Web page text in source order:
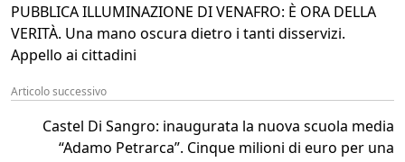
PUBBLICA ILLUMINAZIONE DI VENAFRO: È ORA DELLA
VERITÀ. Una mano oscura dietro i tanti disservizi.
Appello ai cittadini
Articolo successivo
Castel Di Sangro: inaugurata la nuova scuola media
“Adamo Petrarca”. Cinque milioni di euro per una